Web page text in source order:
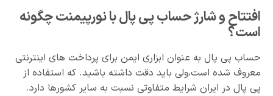
افتتاح و شارژ حساب پی پال با نورپیمنت چگونه
است؟
حساب پی پال به عنوان ابزاری ایمن برای پرداخت های اینترنتی
معروف شده است،ولی باید دقت داشته باشید. که استفاده از
پی پال در ایران شرایط متفاوتی نسبت به سایر کشورها دارد.